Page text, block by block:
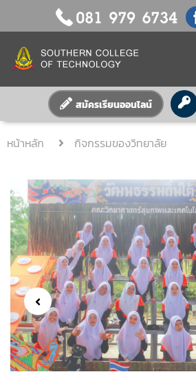
สมัครเรียนออนไลน์
หน้าหลัก กิจกรรมของวิทยาลัย